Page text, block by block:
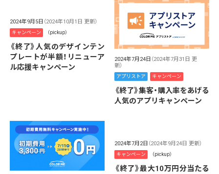
2024年9月5日 （2024年10月1日 更新）
キャンペーン （pickup）
《終了》人気のデザインテン
プレートが半額！リニューア
ル応援キャンペーン
2024年7月24日 （2024年7月31日 更
新）
アプリストア キャンペーン
《終了》集客・購入率をあげる
人気のアプリキャンペーン
2024年7月2日 （2024年9月24日 更新）
キャンペーン （pickup）
《終了》最大10万円分当たる